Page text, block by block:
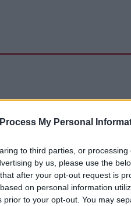
My Personal
to third parties, or
by us, please use the
after your opt-out request is
on personal information
to your opt-out. You may